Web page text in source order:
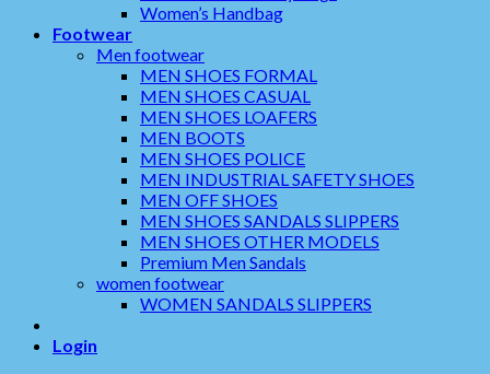
Women’s Handbag
Footwear
Men footwear
MEN SHOES FORMAL
MEN SHOES CASUAL
MEN SHOES LOAFERS
MEN BOOTS
MEN SHOES POLICE
MEN INDUSTRIAL SAFETY SHOES
MEN OFF SHOES
MEN SHOES SANDALS SLIPPERS
MEN SHOES OTHER MODELS
Premium Men Sandals
women footwear
WOMEN SANDALS SLIPPERS
Login